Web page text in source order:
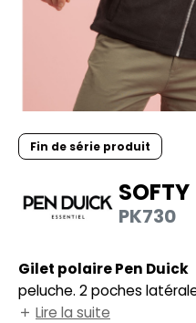
VISIBILITE
MODULABLES
YOUR BRAND
SI ON L'APPELAIT FRANCIS
BY PROMODORO
Fin de série produit
SOFTY
PK730
Gilet polaire Pen Duick
peluche. 2 poches
bande de propreté twill.
Lire la suite